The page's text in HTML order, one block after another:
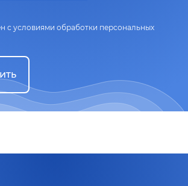
с условиями обработки персональных